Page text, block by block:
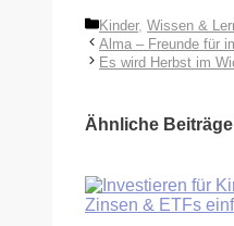
Kategorien
Kinder, Wissen &
Alma – Freunde für
Es wird Herbst im
Ähnliche Beiträge